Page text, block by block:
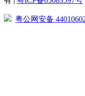
粤公网安备